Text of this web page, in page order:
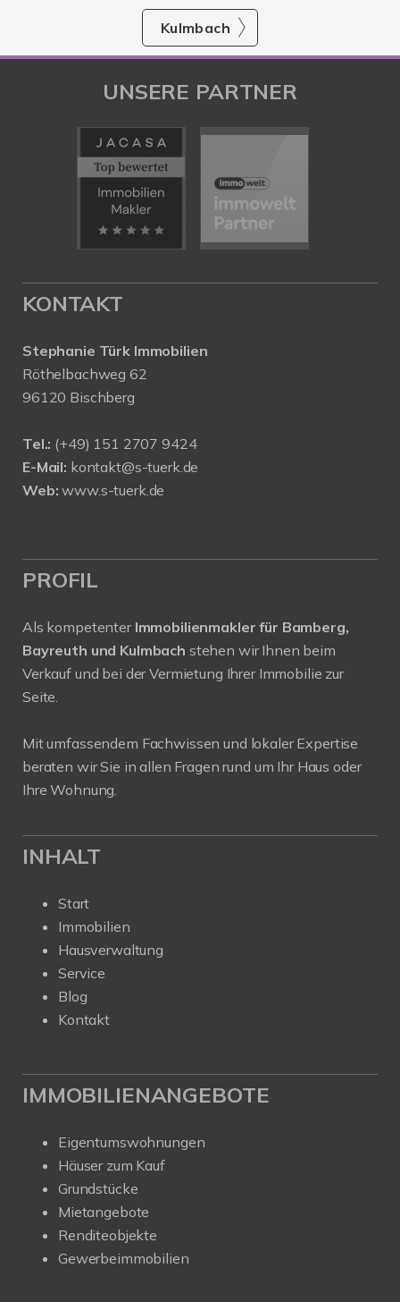
Kulmbach
UNSERE PARTNER
KONTAKT
Stephanie Türk Immobilien
Röthelbachweg 62
96120 Bischberg
Tel.: (+49) 151 2707 9424
E-Mail: kontakt@s-tuerk.de
Web: www.s-tuerk.de
PROFIL
Als kompetenter Immobilienmakler für Bamberg,
Bayreuth und Kulmbach stehen wir Ihnen beim
Verkauf und bei der Vermietung Ihrer Immobilie zur
Seite.
Mit umfassendem Fachwissen und lokaler Expertise
beraten wir Sie in allen Fragen rund um Ihr Haus oder
Ihre Wohnung.
INHALT
Start
Immobilien
Hausverwaltung
Service
Blog
Kontakt
IMMOBILIENANGEBOTE
Eigentumswohnungen
Häuser zum Kauf
Grundstücke
Mietangebote
Renditeobjekte
Gewerbeimmobilien